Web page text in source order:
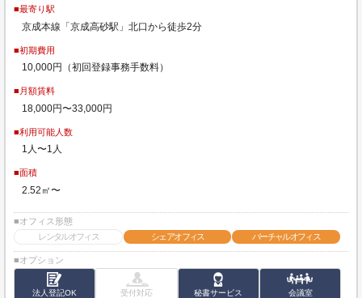
■最寄り駅
京成本線「京成高砂駅」北口から徒歩2分
■初期費用
10,000円（初回登録事務手数料）
■月額賃料
18,000円〜33,000円
■利用可能人数
1人〜1人
■面積
2.52㎡〜
■オフィス形態
レンタルオフィス
シェアオフィス バーチャルオフィス
■オプション
法人登記OK 受付対応 秘書サービス 会議室